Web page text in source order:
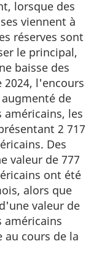
lorsque des
viennent à
réserves sont
le principal,
baisse des
2024, l'encours
de
les
2 717
Des
valeur de 777
ont été
alors que
valeur de
américains
au cours de la